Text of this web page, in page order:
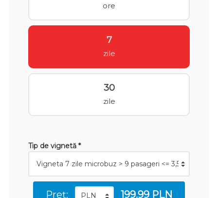
ore
7
zile
30
zile
Tip de vignetă *
Preț: 199.99 PLN